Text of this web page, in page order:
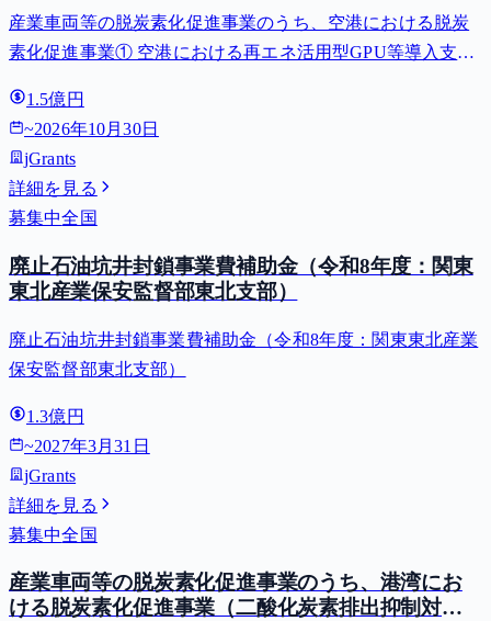
費等補助金）
産業車両等の脱炭素化促進事業のうち、空港における脱炭
素化促進事業① 空港における再エネ活用型GPU等導入支援
1.5億円
~2026年10月30日
jGrants
詳細を見る
募集中全国
廃止石油坑井封鎖事業費補助金（令和8年度：関東
東北産業保安監督部東北支部）
廃止石油坑井封鎖事業費補助金（令和8年度：関東東北産業
保安監督部東北支部）
1.3億円
~2027年3月31日
jGrants
詳細を見る
募集中全国
産業車両等の脱炭素化促進事業のうち、港湾にお
ける脱炭素化促進事業（二酸化炭素排出抑制対策